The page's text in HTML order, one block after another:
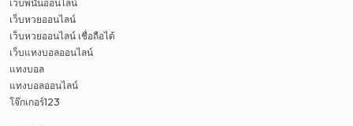
เว็บพนันออนไลน์
เว็บหวยออนไลน์
เว็บหวยออนไลน์ เชื่อถือได้
เว็บแทงบอลออนไลน์
แทงบอล
แทงบอลออนไลน์
โจ๊กเกอร์123